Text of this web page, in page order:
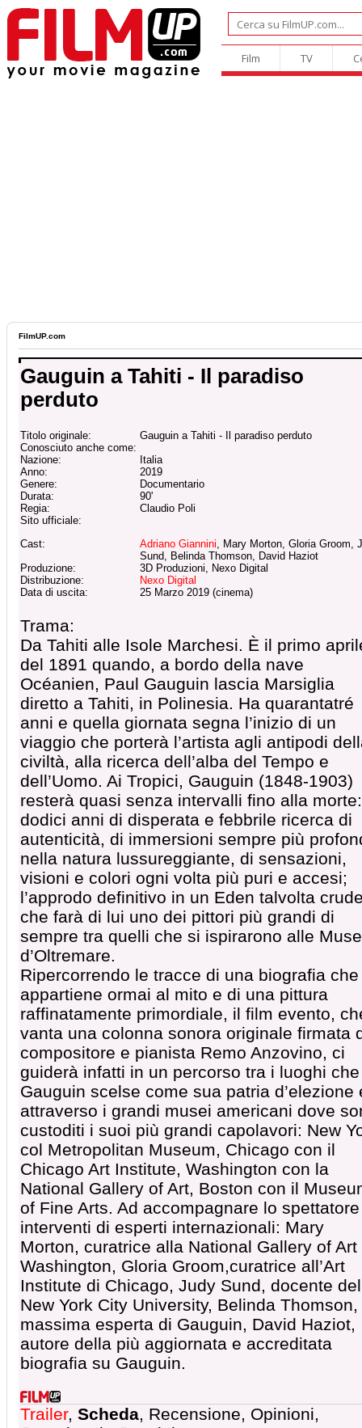
Film TV
FilmUP.com
Gauguin a Tahiti - Il paradiso
perduto
Titolo originale:
Gauguin a Tahiti - Il paradiso perduto
Conosciuto anche come:
Nazione:
Italia
Anno:
2019
Genere:
Documentario
Durata:
90'
Regia:
Claudio Poli
Sito ufficiale:
Cast:
Adriano Giannini, Mary Morton, Gloria Groom,
Sund, Belinda Thomson, David Haziot
Produzione:
3D Produzioni, Nexo Digital
Distribuzione:
Nexo Digital
Data di uscita:
25 Marzo 2019 (cinema)
Trama:
Da Tahiti alle Isole Marchesi. È il primo
del 1891 quando, a bordo della nave
Océanien, Paul Gauguin lascia Marsiglia
diretto a Tahiti, in Polinesia. Ha quarantatré
anni e quella giornata segna l’inizio di un
viaggio che porterà l’artista agli antipodi
civiltà, alla ricerca dell’alba del Tempo e
dell’Uomo. Ai Tropici, Gauguin (1848-1903)
resterà quasi senza intervalli fino alla morte:
dodici anni di disperata e febbrile ricerca di
autenticità, di immersioni sempre più
nella natura lussureggiante, di sensazioni,
visioni e colori ogni volta più puri e accesi;
l’approdo definitivo in un Eden talvolta
che farà di lui uno dei pittori più grandi di
sempre tra quelli che si ispirarono alle Muse
d’Oltremare.
Ripercorrendo le tracce di una biografia che
appartiene ormai al mito e di una pittura
raffinatamente primordiale, il film evento,
vanta una colonna sonora originale firmata
compositore e pianista Remo Anzovino, ci
guiderà infatti in un percorso tra i luoghi che
Gauguin scelse come sua patria d’elezione
attraverso i grandi musei americani dove
custoditi i suoi più grandi capolavori: New
col Metropolitan Museum, Chicago con il
Chicago Art Institute, Washington con la
National Gallery of Art, Boston con il
of Fine Arts. Ad accompagnare lo
interventi di esperti internazionali: Mary
Morton, curatrice alla National Gallery of Art
Washington, Gloria Groom,curatrice all’Art
Institute di Chicago, Judy Sund, docente
New York City University, Belinda Thomson,
massima esperta di Gauguin, David Haziot,
autore della più aggiornata e accreditata
biografia su Gauguin.
Trailer, Scheda, Recensione, Opinioni,